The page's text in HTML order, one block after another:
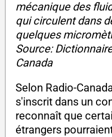
mécanique des
qui circulent dans
quelques
Source:
Canada
Selon Radio-
s'inscrit dans un
reconnaît que
étrangers